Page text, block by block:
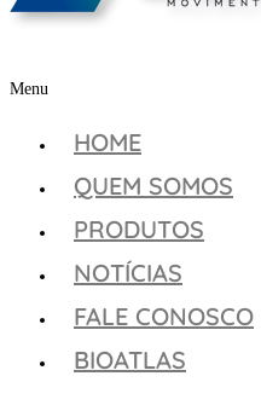
Menu
HOME
QUEM SOMOS
PRODUTOS
NOTÍCIAS
FALE CONOSCO
BIOATLAS